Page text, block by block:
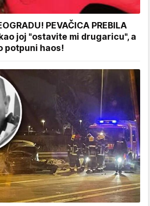
PEVAČICA PREBILA
joj "ostavite mi drugaricu", a
potpuni haos!